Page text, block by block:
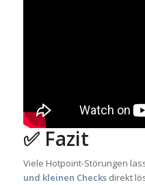
✅ Fazit
Viele Hotpoint-Störungen
und kleinen Checksdirekt